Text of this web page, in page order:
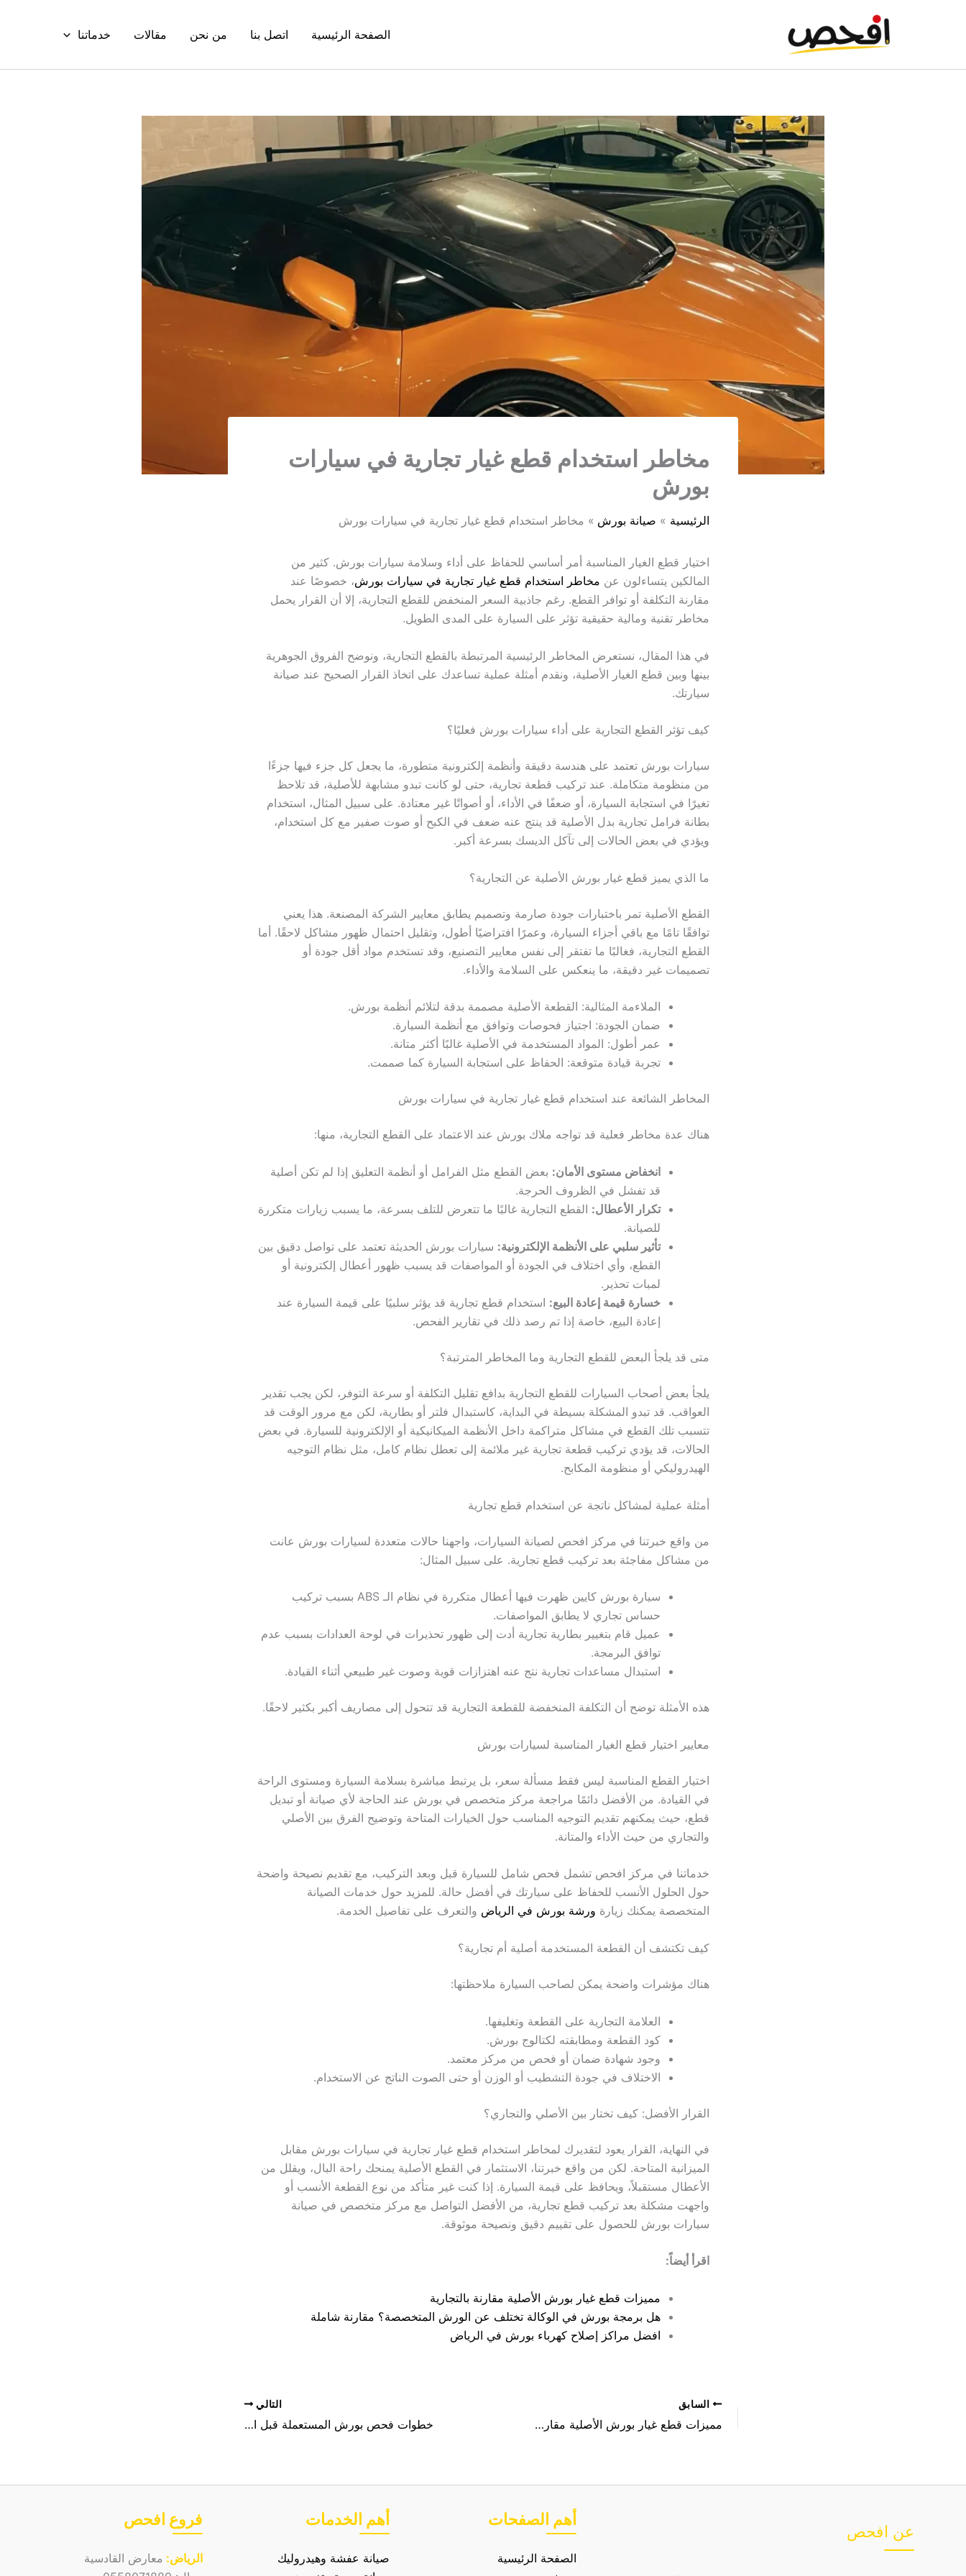
الصفحة الرئيسية اتصل بنا من نحن مقالات خدماتنا
مخاطر استخدام قطع غيار تجارية في سيارات
بورش
الرئيسية صيانة بورش مخاطر استخدام قطع غيار تجارية في سيارات بورش
اختيار قطع الغيار المناسبة أمر أساسي للحفاظ على أداء وسلامة سيارات بورش. كثير من
المالكين يتساءلون عن مخاطر استخدام قطع غيار تجارية في سيارات بورش، خصوصًا عند
مقارنة التكلفة أو توافر القطع. رغم جاذبية السعر المنخفض للقطع التجارية، إلا أن القرار يحمل
مخاطر تقنية ومالية حقيقية تؤثر على السيارة على المدى الطويل.
في هذا المقال، نستعرض المخاطر الرئيسية المرتبطة بالقطع التجارية، ونوضح الفروق الجوهرية
بينها وبين قطع الغيار الأصلية، ونقدم أمثلة عملية تساعدك على اتخاذ القرار الصحيح عند صيانة
سيارتك.
كيف تؤثر القطع التجارية على أداء سيارات بورش فعليًا؟
سيارات بورش تعتمد على هندسة دقيقة وأنظمة إلكترونية متطورة، ما يجعل كل جزء فيها جزءًا
من منظومة متكاملة. عند تركيب قطعة تجارية، حتى لو كانت تبدو مشابهة للأصلية، قد تلاحظ
تغيرًا في استجابة السيارة، أو ضعفًا في الأداء، أو أصواتًا غير معتادة. على سبيل المثال، استخدام
بطانة فرامل تجارية بدل الأصلية قد ينتج عنه ضعف في الكبح أو صوت صفير مع كل استخدام،
ويؤدي في بعض الحالات إلى تآكل الديسك بسرعة أكبر.
ما الذي يميز قطع غيار بورش الأصلية عن التجارية؟
القطع الأصلية تمر باختبارات جودة صارمة وتصميم يطابق معايير الشركة المصنعة. هذا يعني
توافقًا تامًا مع باقي أجزاء السيارة، وعمرًا افتراضيًا أطول، وتقليل احتمال ظهور مشاكل لاحقًا. أما
القطع التجارية، فغالبًا ما تفتقر إلى نفس معايير التصنيع، وقد تستخدم مواد أقل جودة أو
تصميمات غير دقيقة، ما ينعكس على السلامة والأداء.
الملاءمة المثالية: القطعة الأصلية مصممة بدقة لتلائم أنظمة بورش.
ضمان الجودة: اجتياز فحوصات وتوافق مع أنظمة السيارة.
عمر أطول: المواد المستخدمة في الأصلية غالبًا أكثر متانة.
تجربة قيادة متوقعة: الحفاظ على استجابة السيارة كما صممت.
المخاطر الشائعة عند استخدام قطع غيار تجارية في سيارات بورش
هناك عدة مخاطر فعلية قد تواجه ملاك بورش عند الاعتماد على القطع التجارية، منها:
انخفاض مستوى الأمان: بعض القطع مثل الفرامل أو أنظمة التعليق إذا لم تكن أصلية
قد تفشل في الظروف الحرجة.
تكرار الأعطال: القطع التجارية غالبًا ما تتعرض للتلف بسرعة، ما يسبب زيارات متكررة
للصيانة.
تأثير سلبي على الأنظمة الإلكترونية: سيارات بورش الحديثة تعتمد على تواصل دقيق بين
القطع، وأي اختلاف في الجودة أو المواصفات قد يسبب ظهور أعطال إلكترونية أو
لمبات تحذير.
خسارة قيمة إعادة البيع: استخدام قطع تجارية قد يؤثر سلبيًا على قيمة السيارة عند
إعادة البيع، خاصة إذا تم رصد ذلك في تقارير الفحص.
متى قد يلجأ البعض للقطع التجارية وما المخاطر المترتبة؟
يلجأ بعض أصحاب السيارات للقطع التجارية بدافع تقليل التكلفة أو سرعة التوفر، لكن يجب تقدير
العواقب. قد تبدو المشكلة بسيطة في البداية، كاستبدال فلتر أو بطارية، لكن مع مرور الوقت قد
تتسبب تلك القطع في مشاكل متراكمة داخل الأنظمة الميكانيكية أو الإلكترونية للسيارة. في بعض
الحالات، قد يؤدي تركيب قطعة تجارية غير ملائمة إلى تعطل نظام كامل، مثل نظام التوجيه
الهيدروليكي أو منظومة المكابح.
أمثلة عملية لمشاكل ناتجة عن استخدام قطع تجارية
من واقع خبرتنا في مركز افحص لصيانة السيارات، واجهنا حالات متعددة لسيارات بورش عانت
من مشاكل مفاجئة بعد تركيب قطع تجارية. على سبيل المثال:
سيارة بورش كايين ظهرت فيها أعطال متكررة في نظام الـ ABS بسبب تركيب
حساس تجاري لا يطابق المواصفات.
عميل قام بتغيير بطارية تجارية أدت إلى ظهور تحذيرات في لوحة العدادات بسبب عدم
توافق البرمجة.
استبدال مساعدات تجارية نتج عنه اهتزازات قوية وصوت غير طبيعي أثناء القيادة.
هذه الأمثلة توضح أن التكلفة المنخفضة للقطعة التجارية قد تتحول إلى مصاريف أكبر بكثير لاحقًا.
معايير اختيار قطع الغيار المناسبة لسيارات بورش
اختيار القطع المناسبة ليس فقط مسألة سعر، بل يرتبط مباشرة بسلامة السيارة ومستوى الراحة
في القيادة. من الأفضل دائمًا مراجعة مركز متخصص في بورش عند الحاجة لأي صيانة أو تبديل
قطع، حيث يمكنهم تقديم التوجيه المناسب حول الخيارات المتاحة وتوضيح الفرق بين الأصلي
والتجاري من حيث الأداء والمتانة.
خدماتنا في مركز افحص تشمل فحص شامل للسيارة قبل وبعد التركيب، مع تقديم نصيحة واضحة
حول الحلول الأنسب للحفاظ على سيارتك في أفضل حالة. للمزيد حول خدمات الصيانة
المتخصصة يمكنك زيارة ورشة بورش في الرياض والتعرف على تفاصيل الخدمة.
كيف تكتشف أن القطعة المستخدمة أصلية أم تجارية؟
هناك مؤشرات واضحة يمكن لصاحب السيارة ملاحظتها:
العلامة التجارية على القطعة وتغليفها.
كود القطعة ومطابقته لكتالوج بورش.
وجود شهادة ضمان أو فحص من مركز معتمد.
الاختلاف في جودة التشطيب أو الوزن أو حتى الصوت الناتج عن الاستخدام.
القرار الأفضل: كيف تختار بين الأصلي والتجاري؟
في النهاية، القرار يعود لتقديرك لمخاطر استخدام قطع غيار تجارية في سيارات بورش مقابل
الميزانية المتاحة. لكن من واقع خبرتنا، الاستثمار في القطع الأصلية يمنحك راحة البال، ويقلل من
الأعطال مستقبلاً، ويحافظ على قيمة السيارة. إذا كنت غير متأكد من نوع القطعة الأنسب أو
واجهت مشكلة بعد تركيب قطع تجارية، من الأفضل التواصل مع مركز متخصص في صيانة
سيارات بورش للحصول على تقييم دقيق ونصيحة موثوقة.
اقرأ أيضاً:
مميزات قطع غيار بورش الأصلية مقارنة بالتجارية
هل برمجة بورش في الوكالة تختلف عن الورش المتخصصة؟ مقارنة شاملة
افضل مراكز إصلاح كهرباء بورش في الرياض
السابق
مميزات قطع غيار بورش الأصلية مقارنة بالتجارية
التالي
خطوات فحص بورش المستعملة قبل الشراء
عن افحص
أهم الصفحات
الصفحة الرئيسية
أهم الخدمات
صيانة عفشة وهيدروليك
فروع افحص
الرياض: معارض القادسية